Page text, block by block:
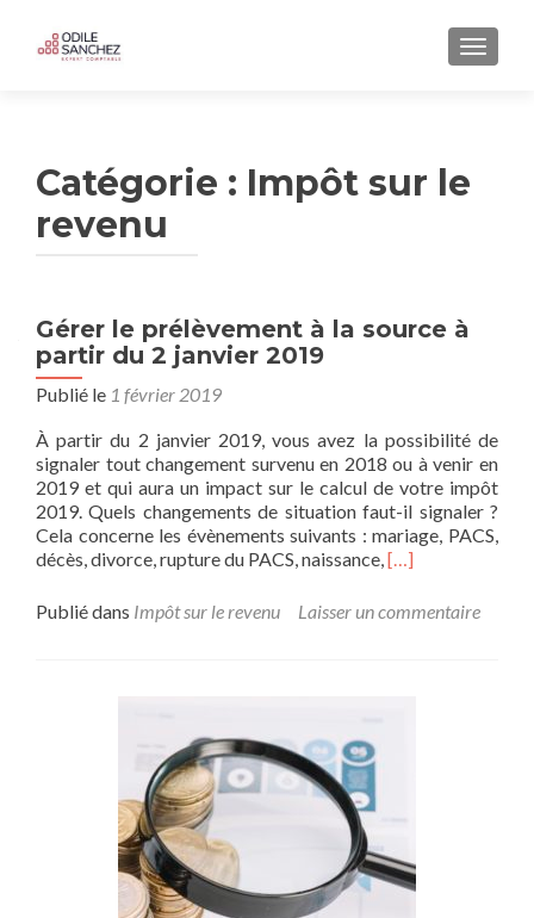
Catégorie : Impôt sur le
revenu
Gérer le prélèvement à la source à
partir du 2 janvier 2019
Publié le 1 février 2019
À partir du 2 janvier 2019, vous avez la possibilité de
signaler tout changement survenu en 2018 ou à venir en
2019 et qui aura un impact sur le calcul de votre impôt
2019. Quels changements de situation faut-il signaler ?
Cela concerne les évènements suivants : mariage, PACS,
décès, divorce, rupture du PACS, naissance,En
plus
janvier
2019
[…]
Publié dans Impôt sur le revenu Laisser un commentaire